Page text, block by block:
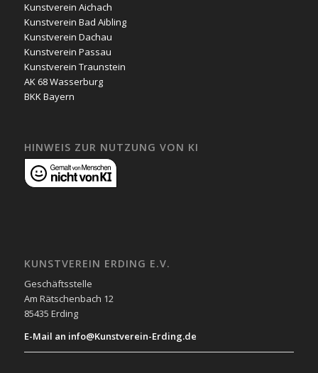
Kunstverein Aichach
Kunstverein Bad Aibling
Kunstverein Dachau
Kunstverein Passau
Kunstverein Traunstein
AK 68 Wasserburg
BKK Bayern
HINWEIS ZUR NUTZUNG VON KI
KUNSTVEREIN ERDING E.V.
Geschäftsstelle
Am Rätschenbach 12
85435 Erding
E-Mail an info@Kunstverein-Erding.de